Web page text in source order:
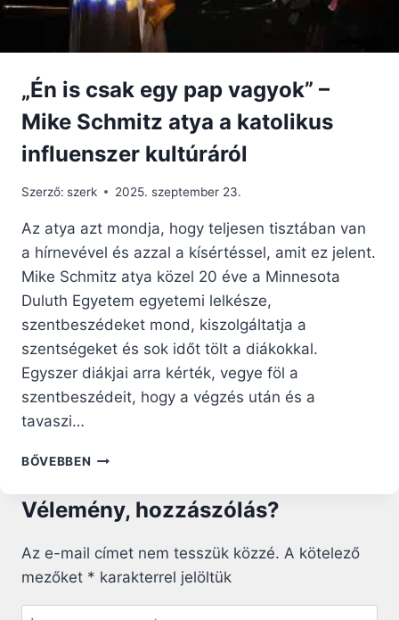
„Én is csak egy pap vagyok” –
Mike Schmitz atya a katolikus
influenszer kultúráról
Szerző: szerk 2025. szeptember 23.
Az atya azt mondja, hogy teljesen tisztában van
a hírnevével és azzal a kísértéssel, amit ez jelent.
Mike Schmitz atya közel 20 éve a Minnesota
Duluth Egyetem egyetemi lelkésze,
szentbeszédeket mond, kiszolgáltatja a
szentségeket és sok időt tölt a diákokkal.
Egyszer diákjai arra kérték, vegye föl a
szentbeszédeit, hogy a végzés után és a
tavaszi…
BŐVEBBEN „ÉN
EGY
VAGYOK”
–
MIKE
SCHMITZ
Vélemény, hozzászólás?
Az e-mail címet nem tesszük közzé. A kötelező
mezőket * karakterrel jelöltük